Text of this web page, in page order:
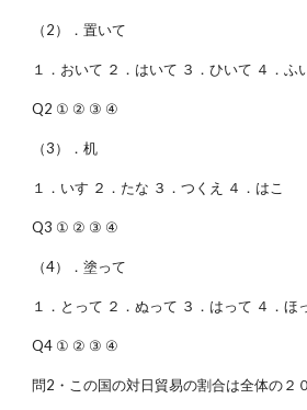
（2）．置いて
１．おいて ２．はいて ３．ひいて ４．ふ
Q2 ① ② ③ ④
（3）．机
１．いす ２．たな ３．つくえ ４．はこ
Q3 ① ② ③ ④
（4）．塗って
１．とって ２．ぬって ３．はって ４．ほ
Q4 ① ② ③ ④
問2・この国の対日貿易の割合は全体の２